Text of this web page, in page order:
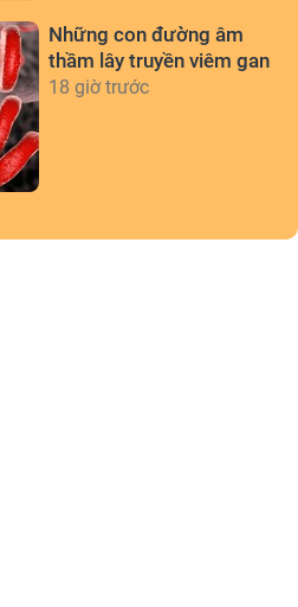
Những con đường âm
thầm lây truyền viêm gan
18 giờ trước